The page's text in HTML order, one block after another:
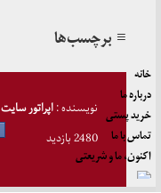
≡ برچسب‌ها
نویسنده :اپراتور سایت
2480 بازدید
خانه
درباره ما
خرید پستی
تماس با ما
اکنون، ما و شریعتی